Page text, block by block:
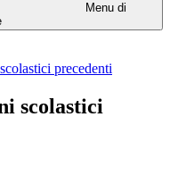
Menu di
precedenti
scolastici